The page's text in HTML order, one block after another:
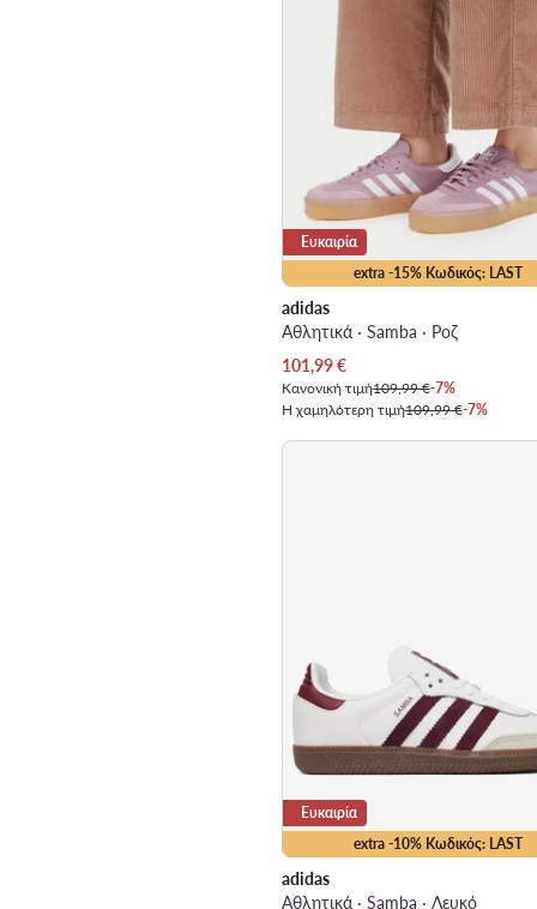
extra -15% Κωδικός: LAST
Ευκαιρία
adidas
Αθλητικά · Samba · Ροζ
Τρέχουσα τιμή
101,99€
Κανονική τιμή109,99 €-7%
Η χαμηλότερη τιμή109,99 €-7%
extra -10% Κωδικός: LAST
Ευκαιρία
adidas
Αθλητικά · Samba · Λευκό